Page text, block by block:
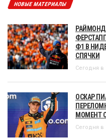
НОВЫЕ МАТЕРИАЛЫ
Ф1 В
СПЯЧКИ
Сегодня в
ОСКАР
МОМЕНТ
Сегодня в